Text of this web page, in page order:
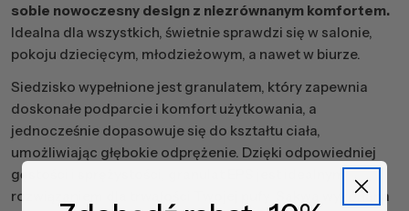
sobie nowoczesny design z niezrównanym komfortem.
Idealna dla wszystkich, świetnie sprawdzi się w salonie,
pokoju dziecięcym, młodzieżowym, a nawet w biurze.
Siedzisko wypełnione jest granulatem, który zapewnia
doskonałe podparcie i komfort użytkowania, a
jednocześnie dopasowuje się do kształtu ciała,
umożliwiając głębokie odprężenie. Dzięki odpowiedniej
gęstości i sprężystości, granulat EPS jest idealnym
rozwiązaniem dla trwałości Twojej pufy. Sakwa wykonana